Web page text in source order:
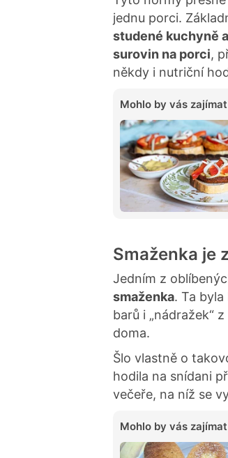
jednu porci.
studené kuchyně
surovin na porci,
někdy i nutriční
Mohlo by vás zajímat
Smaženka je
Jedním z
smaženka. Ta
barů i „nádražek“
doma.
Šlo vlastně o
hodila na snídani
večeře, na níž se
Mohlo by vás zajímat